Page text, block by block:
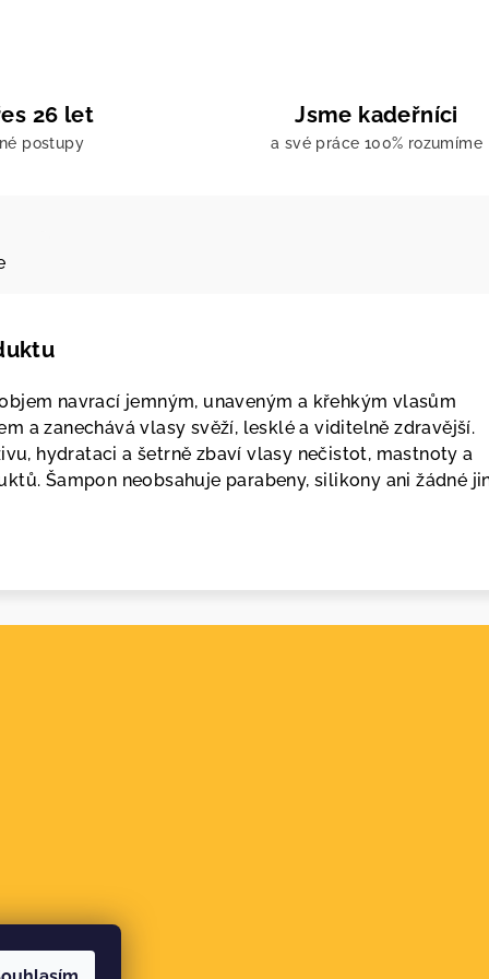
26 let
postupy
Jsme kadeřníci
a své práce 100% rozumíme
navrací jemným, unaveným a křehkým vlasům
a zanechává vlasy svěží, lesklé a viditelně zdravější.
hydrataci a šetrně zbaví vlasy nečistot, mastnoty a
Šampon neobsahuje parabeny, silikony ani žádné